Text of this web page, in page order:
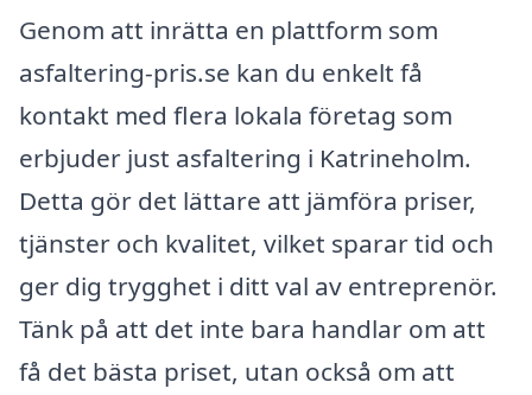
Genom att inrätta en plattform som
asfaltering-pris.se kan du enkelt få
kontakt med flera lokala företag som
erbjuder just asfaltering i Katrineholm.
Detta gör det lättare att jämföra priser,
tjänster och kvalitet, vilket sparar tid och
ger dig trygghet i ditt val av entreprenör.
Tänk på att det inte bara handlar om att
få det bästa priset, utan också om att